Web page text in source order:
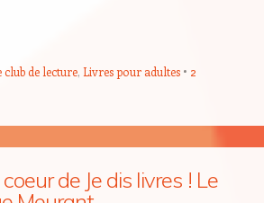
club de lecture, Livres pour adultes
2
de Je dis livres ! Le